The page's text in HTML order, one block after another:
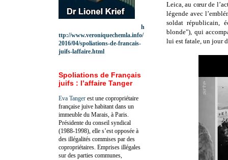
Leica, au cœur de
légende avec
soldat républicain,
blonde"), qui
lui est fatale, un jour
h
ttp://www.veroniquechemla.info/
2016/04/spoliations-de-francais-
juifs-laffaire.html
Spoliations de Français
juifs : l’affaire Tanger
Eva Tanger est une copropriétaire
française juive habitant dans un
immeuble du Marais, à Paris.
Présidente du conseil syndical
(1988-1998), elle s’est opposée à
des illégalités commises par des
copropriétaires. Emprises illégales
sur des parties communes,